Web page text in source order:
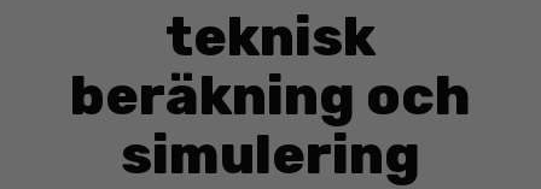
teknisk
beräkning och
simulering